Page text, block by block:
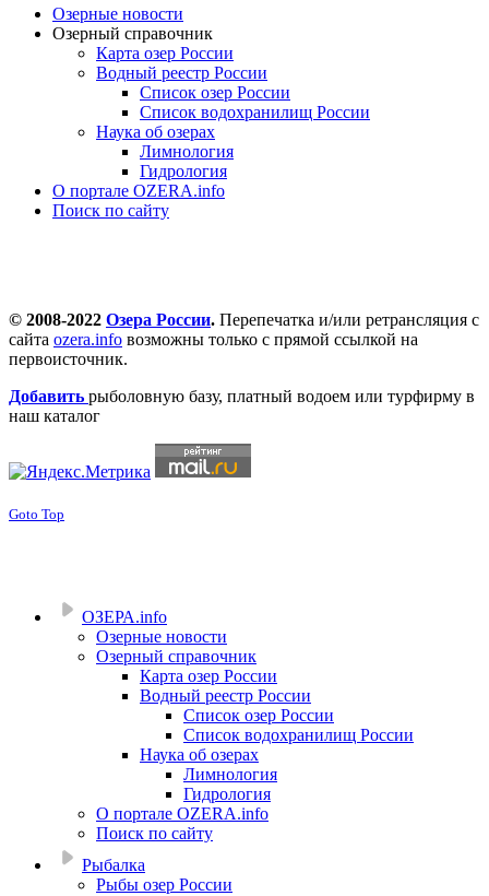
Озерные новости
Озерный справочник
Карта озер России
Водный реестр России
Список озер России
Список водохранилищ России
Наука об озерах
Лимнология
Гидрология
О портале OZERA.info
Поиск по сайту
© 2008-2022 Озера России. Перепечатка и/или ретрансляция с
сайта ozera.info возможны только с прямой ссылкой на
первоисточник.
Добавить рыболовную базу, платный водоем или турфирму в
наш каталог
Goto Top
ОЗЕРА.info
Озерные новости
Озерный справочник
Карта озер России
Водный реестр России
Список озер России
Список водохранилищ России
Наука об озерах
Лимнология
Гидрология
О портале OZERA.info
Поиск по сайту
Рыбалка
Рыбы озер России